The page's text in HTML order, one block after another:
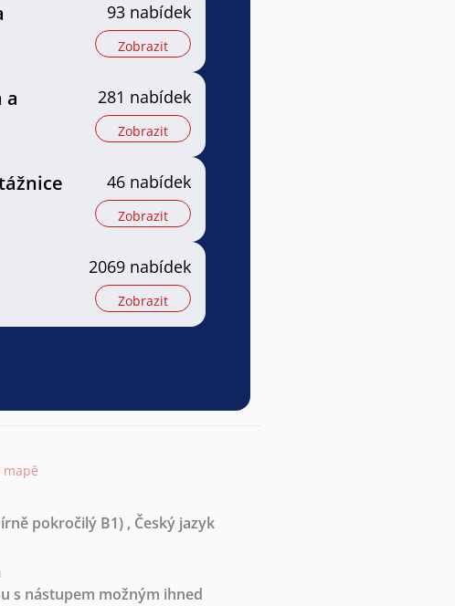
93 nabídek
Zobrazit
a
281 nabídek
Zobrazit
46 nabídek
Zobrazit
2069 nabídek
Zobrazit
pokročilý B1) , Český jazyk
s nástupem možným ihned